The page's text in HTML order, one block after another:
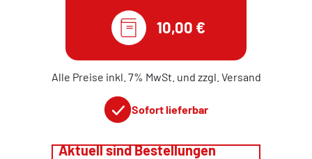
10,00 €
Alle Preise inkl. 7% MwSt. und zzgl. Versand
Sofort lieferbar
Aktuell sind Bestellungen